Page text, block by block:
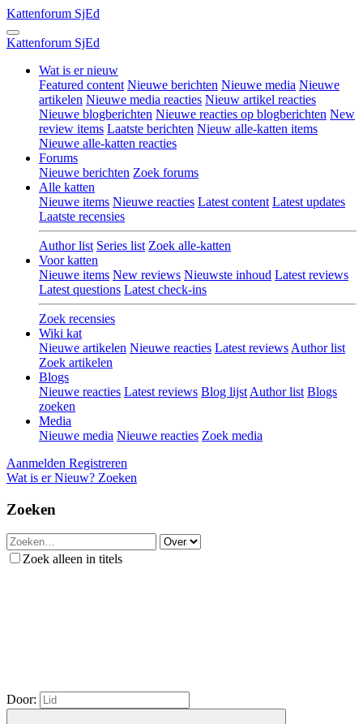
Kattenforum SjEd
Kattenforum SjEd
Wat is er nieuw
Featured content Nieuwe berichten Nieuwe media Nieuwe
artikelen Nieuwe media reacties Nieuw artikel reacties
Nieuwe blogberichten Nieuwe reacties op blogberichten New
review items Laatste berichten Nieuw alle-katten items
Nieuwe alle-katten reacties
Forums
Nieuwe berichten Zoek forums
Alle katten
Nieuwe items Nieuwe reacties Latest content Latest updates
Laatste recensies
Author list Series list Zoek alle-katten
Voor katten
Nieuwe items New reviews Nieuwste inhoud Latest reviews
Latest questions Latest check-ins
Zoek recensies
Wiki kat
Nieuwe artikelen Nieuwe reacties Latest reviews Author list
Zoek artikelen
Blogs
Nieuwe reacties Latest reviews Blog lijst Author list Blogs
zoeken
Media
Nieuwe media Nieuwe reacties Zoek media
Aanmelden Registreren
Wat is er Nieuw? Zoeken
Zoeken
Zoek alleen in titels
Door: